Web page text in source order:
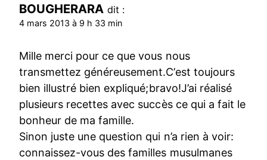
BOUGHERARA dit :
4 mars 2013 à 9 h 33 min
Mille merci pour ce que vous nous
transmettez généreusement.C’est toujours
bien illustré bien expliqué;bravo!J’ai réalisé
plusieurs recettes avec succès ce qui a fait le
bonheur de ma famille.
Sinon juste une question qui n’a rien à voir:
connaissez-vous des familles musulmanes